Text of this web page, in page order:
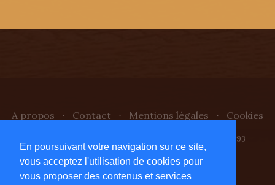
En poursuivant votre navigation sur ce site,
vous acceptez l'utilisation de cookies pour
vous proposer des contenus et services
A propos ⋅ Contact ⋅ Mentions légales ⋅ Cookies
- SIREN 844 707 893